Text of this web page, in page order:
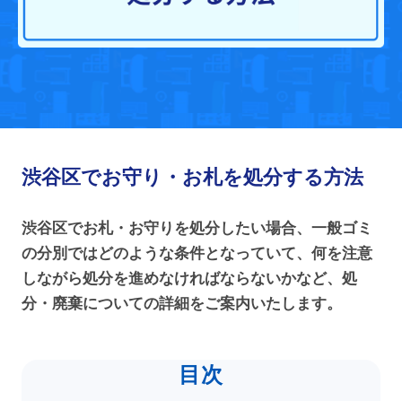
渋谷区でお守り・お札を処分する方法
渋谷区でお札・お守りを処分したい場合、一般ゴミ
の分別ではどのような条件となっていて、何を注意
しながら処分を進めなければならないかなど、処
分・廃棄についての詳細をご案内いたします。